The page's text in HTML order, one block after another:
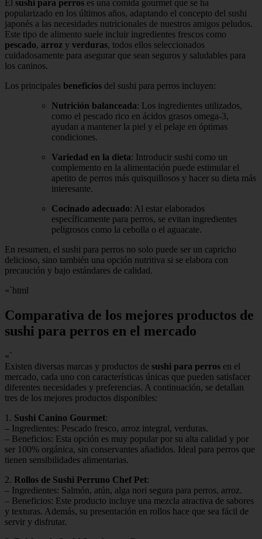
El sushi para perros es una comida gourmet que se ha
popularizado en los últimos años, adaptando el concepto del sushi
japonés a las necesidades nutricionales de nuestros amigos peludos.
Este tipo de alimento suele incluir ingredientes frescos como
pescado, arroz y verduras, todos ellos seleccionados
cuidadosamente para asegurar que sean seguros y saludables para
los caninos.
Los principales beneficios del sushi para perros incluyen:
Nutrición balanceada: Los ingredientes utilizados,
como el pescado rico en ácidos grasos omega-3,
ayudan a mantener la piel y el pelaje en óptimas
condiciones.
Variedad en la dieta: Introducir sushi como un
complemento en la alimentación puede estimular el
apetito de perros más quisquillosos y hacer su dieta más
interesante.
Cocinado adecuado: Al estar elaborados
específicamente para perros, se evitan ingredientes
peligrosos como la cebolla o el aguacate.
En resumen, el sushi para perros no solo puede ser un capricho
delicioso, sino también una opción nutritiva si se elabora con
precaución y bajo estándares de calidad.
«`html
Comparativa de los mejores productos de
sushi para perros en el mercado
«`
Existen diversas marcas y productos de sushi para perros en el
mercado, cada uno con características únicas que pueden satisfacer
diferentes necesidades y preferencias. A continuación, se detallan
tres de los mejores productos disponibles:
1. Sushi Canino Gourmet:
– Ingredientes: Pescado fresco, arroz integral, verduras.
– Beneficios: Esta opción es muy popular por su alta calidad y por
ser 100% orgánica, sin conservantes añadidos. Ideal para perros que
tienen sensibilidades alimentarias.
2. Rollos de Sushi Perruno Chef Pet:
– Ingredientes: Salmón, atún, alga nori segura para perros, arroz.
– Beneficios: Este producto incluye una mezcla atractiva de sabores
y texturas. Además, su presentación en rollos hace que sea fácil de
servir y disfrutar.